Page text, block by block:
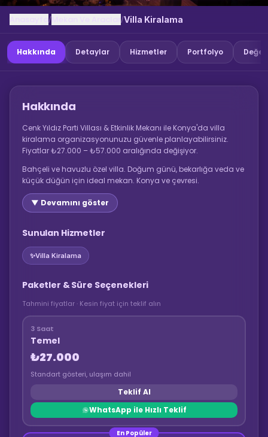
/ /Villa Kiralama
Hakkında Detaylar Hizmetler Portfolyo
Hakkında
Cenk Yıldız Parti Villası & Etkinlik Mekanı ile Konya'da villa
kiralama organizasyonunuzu güvenle planlayabilirsiniz.
Fiyatlar ₺27.000 – ₺57.000 aralığında değişiyor.
Bahçeli ve havuzlu özel villa. Doğum günü, bekarlığa veda ve
küçük düğün için ideal mekan. Konya ve çevresi.
▼ Devamını göster
Sunulan Hizmetler
✨Villa Kiralama
Paketler & Süre Seçenekleri
Tahmini fiyatlar · Kesin fiyat için teklif alın
3 Saat
Temel
₺27.000
Standart gösteri, ulaşım dahil
Teklif Al
WhatsApp ile Hızlı Teklif
En Popüler